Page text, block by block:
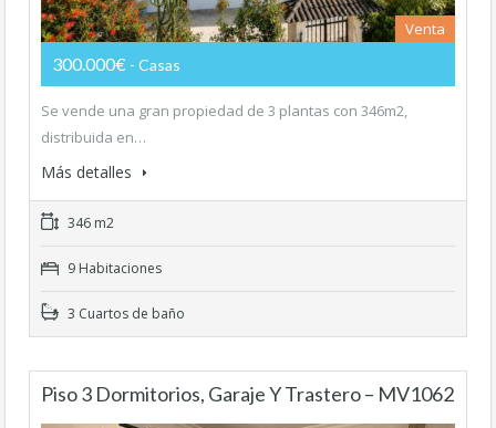
Venta
300.000€ - Casas
Se vende una gran propiedad de 3 plantas con 346m2,
distribuida en…
Más detalles
346 m2
9 Habitaciones
3 Cuartos de baño
Piso 3 Dormitorios, Garaje Y Trastero – MV1062